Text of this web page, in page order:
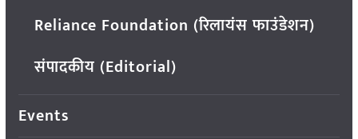
Reliance Foundation (रिलायंस फाउंडेशन)
संपादकीय (Editorial)
Events